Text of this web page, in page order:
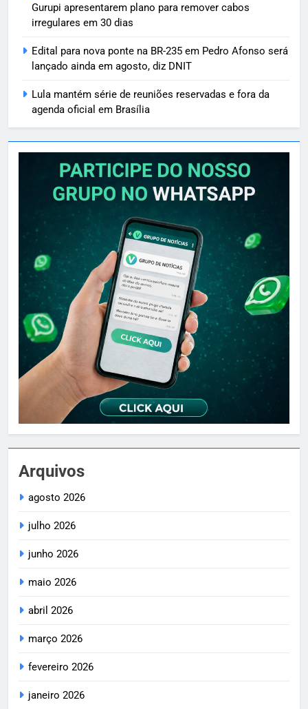
Gurupi apresentarem plano para remover cabos
irregulares em 30 dias
Edital para nova ponte na BR-235 em Pedro Afonso será
lançado ainda em agosto, diz DNIT
Lula mantém série de reuniões reservadas e fora da
agenda oficial em Brasília
Arquivos
agosto 2026
julho 2026
junho 2026
maio 2026
abril 2026
março 2026
fevereiro 2026
janeiro 2026